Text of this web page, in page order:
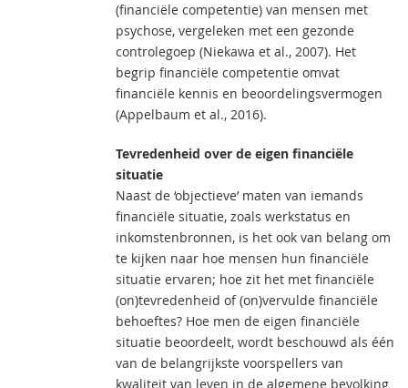
(financiële competentie) van mensen met
psychose, vergeleken met een gezonde
controlegoep (Niekawa et al., 2007). Het
begrip financiële competentie omvat
financiële kennis en beoordelingsvermogen
(Appelbaum et al., 2016).
Tevredenheid over de eigen financiële
situatie
Naast de ‘objectieve’ maten van iemands
financiële situatie, zoals werkstatus en
inkomstenbronnen, is het ook van belang om
te kijken naar hoe mensen hun financiële
situatie ervaren; hoe zit het met financiële
(on)tevredenheid of (on)vervulde financiële
behoeftes? Hoe men de eigen financiële
situatie beoordeelt, wordt beschouwd als één
van de belangrijkste voorspellers van
kwaliteit van leven in de algemene bevolking